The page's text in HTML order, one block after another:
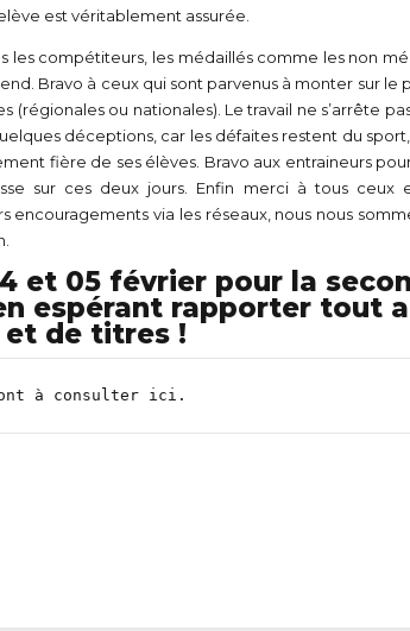
est véritablement assurée.
les compétiteurs, les médaillés comme les non
Bravo à ceux qui sont parvenus à monter sur
(régionales ou nationales). Le travail ne s’arrête
déceptions, car les défaites restent du
fière de ses élèves. Bravo aux entraineurs
sur ces deux jours. Enfin merci à tous ceux
encouragements via les réseaux, nous nous
et 05 février pour la
espérant rapporter tout
et de titres !
à consulter ici .